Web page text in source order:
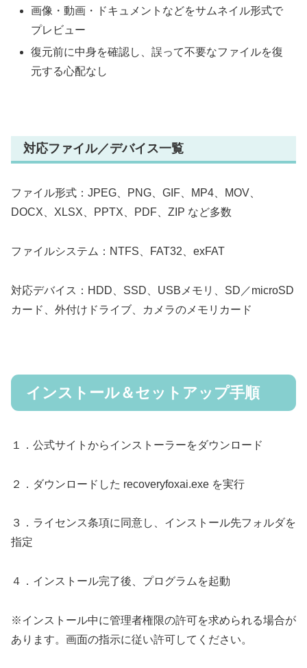
画像・動画・ドキュメントなどをサムネイル形式で
プレビュー
復元前に中身を確認し、誤って不要なファイルを復
元する心配なし
対応ファイル／デバイス一覧
ファイル形式：JPEG、PNG、GIF、MP4、MOV、
DOCX、XLSX、PPTX、PDF、ZIP など多数
ファイルシステム：NTFS、FAT32、exFAT
対応デバイス：HDD、SSD、USBメモリ、SD／microSD
カード、外付けドライブ、カメラのメモリカード
インストール＆セットアップ手順
１．公式サイトからインストーラーをダウンロード
２．ダウンロードした recoveryfoxai.exe を実行
３．ライセンス条項に同意し、インストール先フォルダを
指定
４．インストール完了後、プログラムを起動
※インストール中に管理者権限の許可を求められる場合が
あります。画面の指示に従い許可してください。